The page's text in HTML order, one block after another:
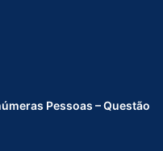
Pessoas – Questão